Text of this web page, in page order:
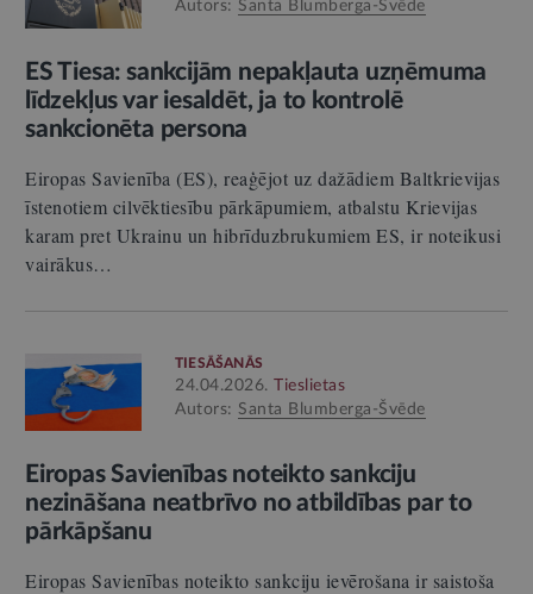
Autors: Santa Blumberga-Švēde
ES Tiesa: sankcijām nepakļauta uzņēmuma
līdzekļus var iesaldēt, ja to kontrolē
sankcionēta persona
Eiropas Savienība (ES), reaģējot uz dažādiem Baltkrievijas
īstenotiem cilvēktiesību pārkāpumiem, atbalstu Krievijas
karam pret Ukrainu un hibrīduzbrukumiem ES, ir noteikusi
vairākus…
TIESĀŠANĀS
24.04.2026. Tieslietas
Autors: Santa Blumberga-Švēde
Eiropas Savienības noteikto sankciju
nezināšana neatbrīvo no atbildības par to
pārkāpšanu
Eiropas Savienības noteikto sankciju ievērošana ir saistoša